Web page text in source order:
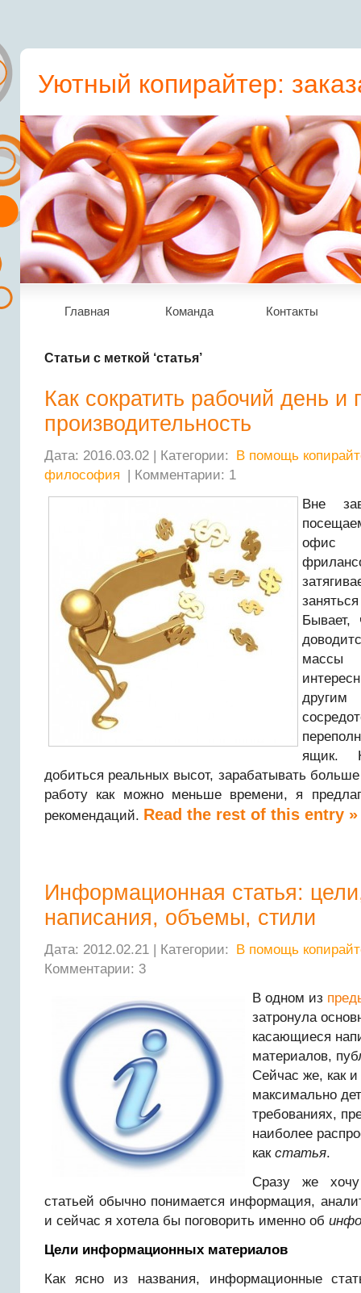
Уютный копирайтер:
пресс-релиз, статьи,
Главная Команда Контакты
Статьи с меткой ‘статья’
Как сократить рабочий день и
производительность
Дата: 2016.03.02 | Категории:
В помощь
философия | Комментарии: 1
Вне
офис
Бывает,
ящик.
добиться реальных высот, зарабатывать
работу как можно меньше времени, я
рекомендаций. Read the rest of this entry »
Информационная статья:
написания, объемы, стили
Дата: 2012.02.21 | Категории:
В помощь
Комментарии: 3
В одном из
затронула
касающиеся
материалов,
Сейчас же, как
максимально
требованиях,
наиболее
как статья.
Сразу же
статьей обычно понимается информация,
и сейчас я хотела бы поговорить именно об
Цели информационных материалов
Как ясно из названия, информационные